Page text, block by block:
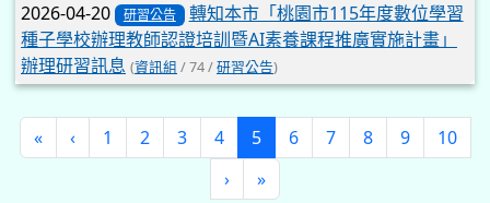
2026-04-20 研習公告
轉知本市「桃園市115年度數位學習
種子學校辦理教師認證培訓暨AI素養課程推廣實施計畫」
辦理研習訊息 (資訊組 / 74 /研習公告)
« ‹ 1 2 3 4 5(current)
6 7 8 9
10
›
»